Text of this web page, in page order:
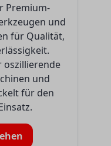
Premium-
und
für Qualität,
oszillierende
und
für den